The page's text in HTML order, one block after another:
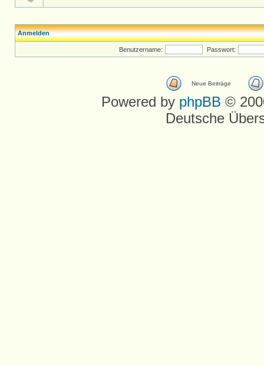
Anmelden
Benutzername: Passwort:
Neue Beiträge
Powered by phpBB ©
Deutsche